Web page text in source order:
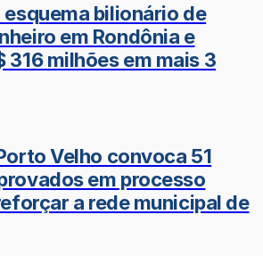
esquema bilionário de
em Rondônia e
316 milhões em mais 3
Velho convoca 51
em processo
a rede municipal de